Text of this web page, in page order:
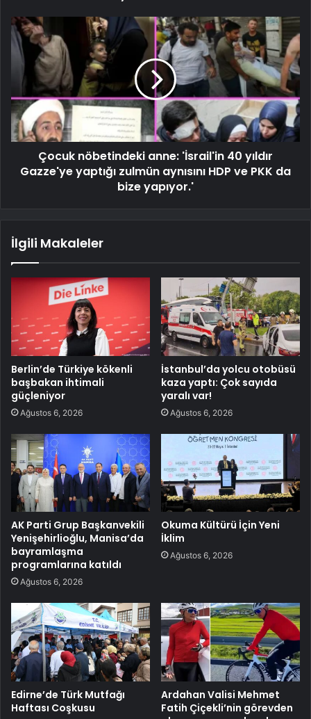
Çocuk nöbetindeki anne: 'İsrail'in 40 yıldır
Gazze'ye yaptığı zulmün aynısını HDP ve PKK da
bize yapıyor.'
İlgili Makaleler
Berlin’de Türkiye kökenli
başbakan ihtimali
güçleniyor
Ağustos 6, 2026
İstanbul’da yolcu otobüsü
kaza yaptı: Çok sayıda
yaralı var!
Ağustos 6, 2026
AK Parti Grup Başkanvekili
Yenişehirlioğlu, Manisa’da
bayramlaşma
programlarına katıldı
Ağustos 6, 2026
Okuma Kültürü İçin Yeni
İklim
Ağustos 6, 2026
Edirne’de Türk Mutfağı
Haftası Coşkusu
Ardahan Valisi Mehmet
Fatih Çiçekli’nin görevden